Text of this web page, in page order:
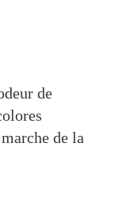
de
de la